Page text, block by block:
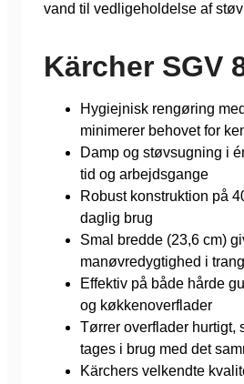
vand til vedligeholdelse af
Kärcher SGV
Hygiejnisk rengøring
minimerer behovet for
Damp og støvsugning i
tid og arbejdsgange
Robust konstruktion på
daglig brug
Smal bredde (23,6 cm)
manøvredygtighed i
Effektiv på både hårde
og køkkenoverflader
Tørrer overflader hurtigt,
tages i brug med det
Kärchers velkendte